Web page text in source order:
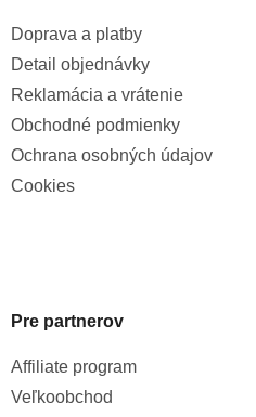
Doprava a platby
Detail objednávky
Reklamácia a vrátenie
Obchodné podmienky
Ochrana osobných údajov
Cookies
Pre partnerov
Affiliate program
Veľkoobchod